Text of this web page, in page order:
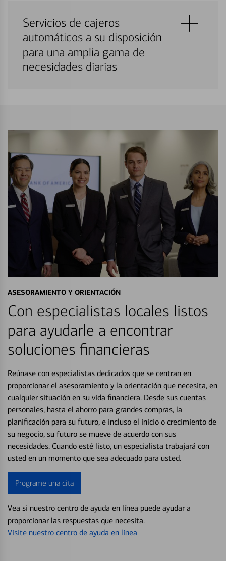
Servicios de cajeros
automáticos a su disposición
para una amplia gama de
necesidades diarias
ASESORAMIENTO Y ORIENTACIÓN
Con especialistas locales listos
para ayudarle a encontrar
soluciones financieras
Reúnase con especialistas dedicados que se centran en
proporcionar el asesoramiento y la orientación que necesita, en
cualquier situación en su vida financiera. Desde sus cuentas
personales, hasta el ahorro para grandes compras, la
planificación para su futuro, e incluso el inicio o crecimiento de
su negocio, su futuro se mueve de acuerdo con sus
necesidades. Cuando esté listo, un especialista trabajará con
usted en un momento que sea adecuado para usted.
Programe una cita
Vea si nuestro centro de ayuda en línea puede ayudar a
proporcionar las respuestas que necesita.
Visite nuestro centro de ayuda en línea